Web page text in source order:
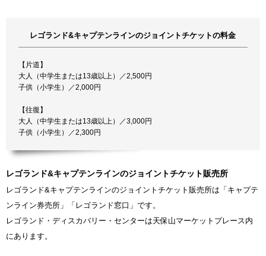
レゴランド&キャプテンラインのジョイントチケットの料金
【片道】
大人（中学生または13歳以上）／2,500円
子供（小学生）／2,000円
【往復】
大人（中学生または13歳以上）／3,000円
子供（小学生）／2,300円
レゴランド&キャプテンラインのジョイントチケット販売所
レゴランド&キャプテンラインのジョイントチケット販売所は「キャプテ
ンライン券売所」「レゴランド窓口」です。
レゴランド・ディスカバリー・センターは天保山マーケットプレース内
にあります。